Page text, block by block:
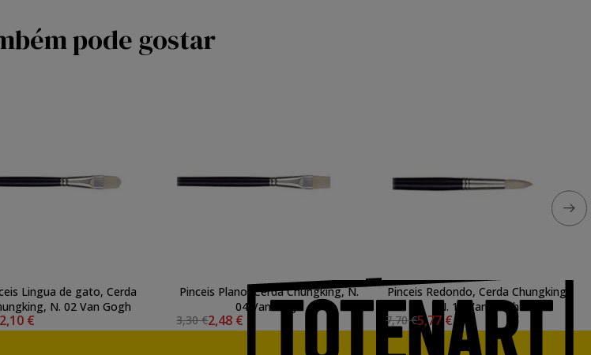
pode gostar
Lingua de gato, Cerda
N. 02 Van Gogh
€
Pinceis Plano, Cerda Chungking, N.
04 Van Gogh
3,30 €2,48 €
Pinceis Redondo, Cerda Chungking,
N. 16 Van Gogh
7,70 €5,77 €